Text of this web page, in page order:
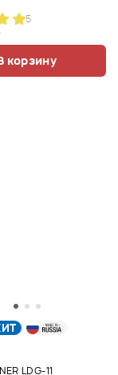
5
корзину
LDG-11